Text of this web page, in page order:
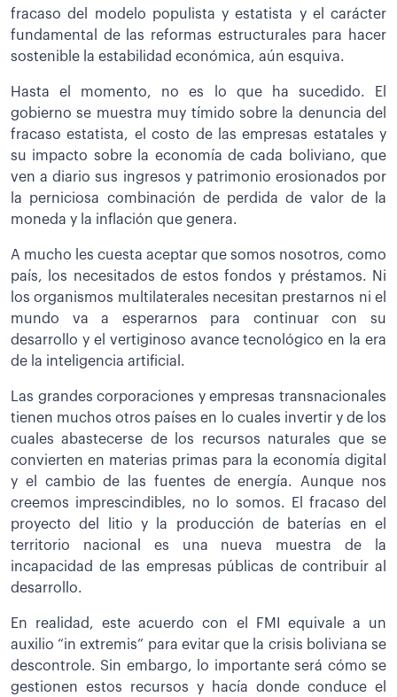
fracaso del modelo populista y estatista y el carácter
fundamental de las reformas estructurales para hacer
sostenible la estabilidad económica, aún esquiva.
Hasta el momento, no es lo que ha sucedido. El
gobierno se muestra muy tímido sobre la denuncia del
fracaso estatista, el costo de las empresas estatales y
su impacto sobre la economía de cada boliviano, que
ven a diario sus ingresos y patrimonio erosionados por
la perniciosa combinación de perdida de valor de la
moneda y la inflación que genera.
A mucho les cuesta aceptar que somos nosotros, como
país, los necesitados de estos fondos y préstamos. Ni
los organismos multilaterales necesitan prestarnos ni el
mundo va a esperarnos para continuar con su
desarrollo y el vertiginoso avance tecnológico en la era
de la inteligencia artificial.
Las grandes corporaciones y empresas transnacionales
tienen muchos otros países en lo cuales invertir y de los
cuales abastecerse de los recursos naturales que se
convierten en materias primas para la economía digital
y el cambio de las fuentes de energía. Aunque nos
creemos imprescindibles, no lo somos. El fracaso del
proyecto del litio y la producción de baterías en el
territorio nacional es una nueva muestra de la
incapacidad de las empresas públicas de contribuir al
desarrollo.
En realidad, este acuerdo con el FMI equivale a un
auxilio “in extremis” para evitar que la crisis boliviana se
descontrole. Sin embargo, lo importante será cómo se
gestionen estos recursos y hacía donde conduce el